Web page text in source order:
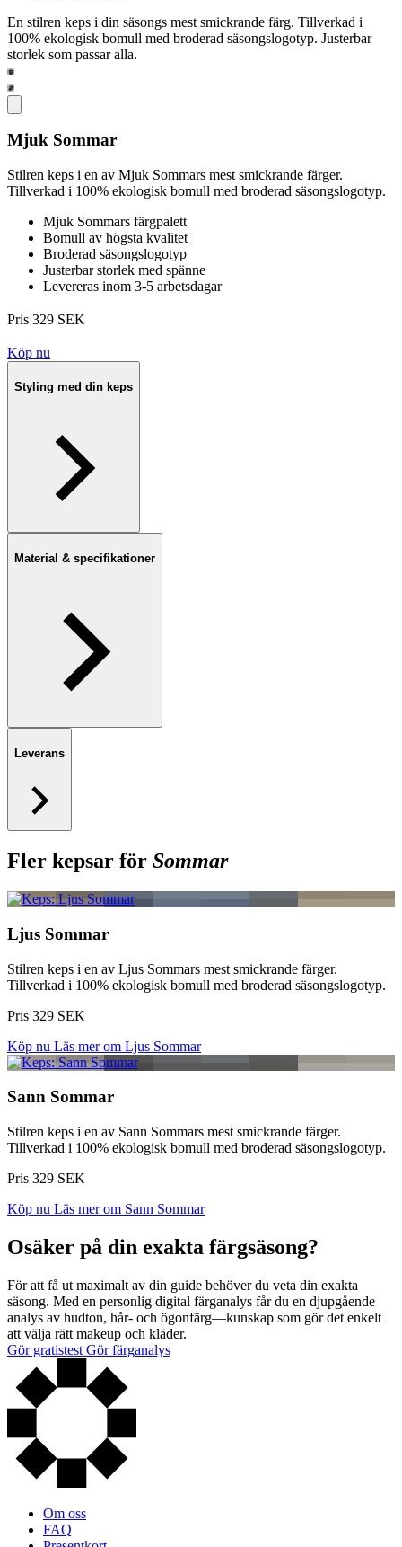
En stilren keps i din säsongs mest smickrande färg. Tillverkad i
100% ekologisk bomull med broderad säsongslogotyp. Justerbar
storlek som passar alla.
Mjuk Sommar
Stilren keps i en av Mjuk Sommars mest smickrande färger.
Tillverkad i 100% ekologisk bomull med broderad säsongslogotyp.
Mjuk Sommars färgpalett
Bomull av högsta kvalitet
Broderad säsongslogotyp
Justerbar storlek med spänne
Levereras inom 3-5 arbetsdagar
Pris 329 SEK
Köp nu
Styling med din keps
Material & specifikationer
Leverans
Fler kepsar för Sommar
Ljus Sommar
Stilren keps i en av Ljus Sommars mest smickrande färger.
Tillverkad i 100% ekologisk bomull med broderad säsongslogotyp.
Pris 329 SEK
Köp nu Läs mer om Ljus Sommar
Sann Sommar
Stilren keps i en av Sann Sommars mest smickrande färger.
Tillverkad i 100% ekologisk bomull med broderad säsongslogotyp.
Pris 329 SEK
Köp nu Läs mer om Sann Sommar
Osäker på din exakta färgsäsong?
För att få ut maximalt av din guide behöver du veta din exakta
säsong. Med en personlig digital färganalys får du en djupgående
analys av hudton, hår- och ögonfärg—kunskap som gör det enkelt
att välja rätt makeup och kläder.
Gör gratistest Gör färganalys
Om oss
FAQ